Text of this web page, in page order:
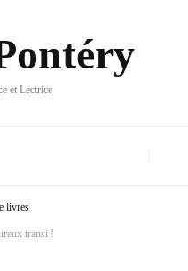
et Lectrice
livres
transi !